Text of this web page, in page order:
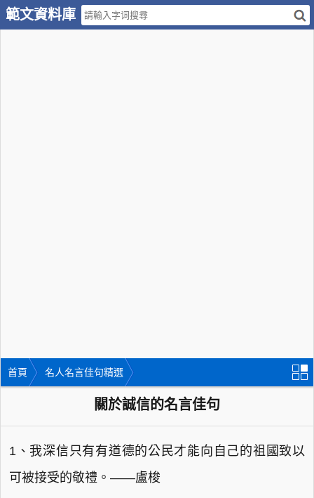
範文資料庫
首頁 名人名言佳句精選
關於誠信的名言佳句
1、我深信只有有道德的公民才能向自己的祖國致以
可被接受的敬禮。——盧梭